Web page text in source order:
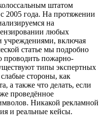
штатом
2005 года. На протяжении
на
любых
включая
статье мы подробно
проводить пожарно-
типы экспертных
стороны, как
а также что делать, если
проведённое
Никакой рекламной
и реальные кейсы.